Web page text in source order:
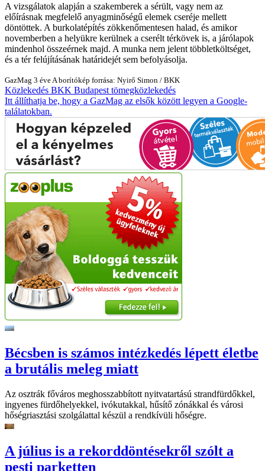
A vizsgálatok alapján a szakemberek a sérült, vagy nem az
előírásnak megfelelő anyagminőségű elemek cseréje mellett
döntöttek. A burkolatépítés zökkenőmentesen halad, és amikor
novemberben a helyükre kerülnek a cserélt térkövek is, a járólapok
mindenhol összeérnek majd. A munka nem jelent többletköltséget,
és a tér felújításának határidejét sem befolyásolja.
GazMag 3 éve A borítókép forrása: Nyirő Simon / BKK
Közlekedés BKK Budapest tömegközlekedés
Itt állíthatja be, hogy a GazMag az elsők között legyen a Google-
találatokban.
Bécsben is számos intézkedés lépett életbe
a brutális meleg miatt
Az osztrák főváros meghosszabbított nyitvatartású strandfürdőkkel,
ingyenes fürdőhelyekkel, ivókutakkal, hűsítő zónákkal és városi
hőségriasztási szolgálattal készül a rendkívüli hőségre.
A július is a rekorddöntésekről szólt a
pesti parketten